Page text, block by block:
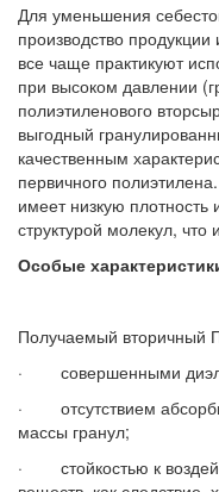
Для уменьшения
производство
все чаще практикуют
при высоком давлении
полиэтиленового
выгодный
качественным
первичного
имеет низкую плотность
структурой молекул, что
Особые
Получаемый вторичный
· совершенными
· отсутствием
массы гранул;
· стойкостью к